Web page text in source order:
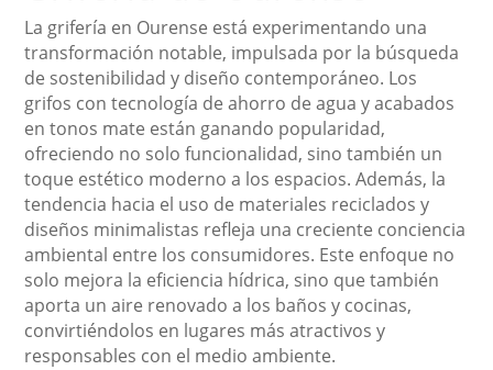
La grifería en Ourense está experimentando una
transformación notable, impulsada por la búsqueda
de sostenibilidad y diseño contemporáneo. Los
grifos con tecnología de ahorro de agua y acabados
en tonos mate están ganando popularidad,
ofreciendo no solo funcionalidad, sino también un
toque estético moderno a los espacios. Además, la
tendencia hacia el uso de materiales reciclados y
diseños minimalistas refleja una creciente conciencia
ambiental entre los consumidores. Este enfoque no
solo mejora la eficiencia hídrica, sino que también
aporta un aire renovado a los baños y cocinas,
convirtiéndolos en lugares más atractivos y
responsables con el medio ambiente.